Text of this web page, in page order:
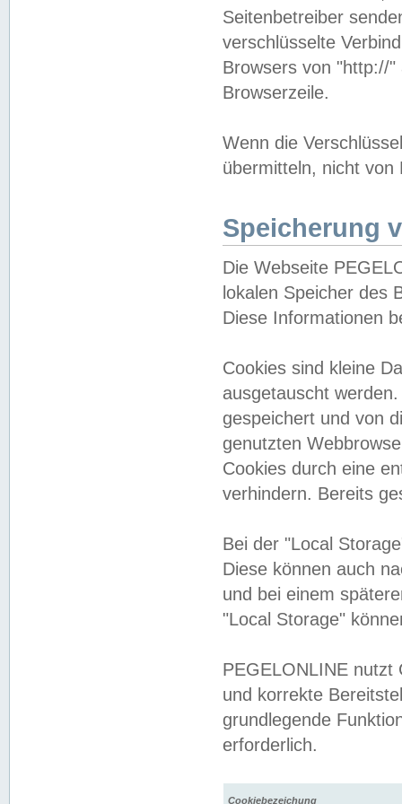
Seitenbetreiber
verschlüsselte
Browsers von "http://
Browserzeile.
Wenn die
übermitteln, nicht von
Speicherung
Die Webseite
lokalen Speicher des
Diese Informationen
Cookies sind kleine
ausgetauscht
gespeichert und von
genutzten
Cookies durch eine
verhindern. Bereits
Bei der "Local
Diese können auch
und bei einem
"Local Storage"
PEGELONLINE nutzt
und korrekte
grundlegende
erforderlich.
Cookiebezeichung